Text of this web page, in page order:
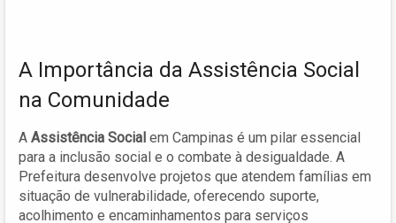
A Importância da Assistência Social
na Comunidade
A Assistência Social em Campinas é um pilar essencial
para a inclusão social e o combate à desigualdade. A
Prefeitura desenvolve projetos que atendem famílias em
situação de vulnerabilidade, oferecendo suporte,
acolhimento e encaminhamentos para serviços